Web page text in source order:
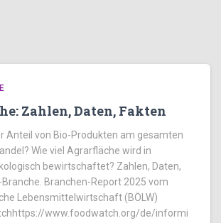
Zahlen, Daten, Fakten
Anteil von Bio-Produkten am gesamten
Wie viel Agrarfläche wird in
bewirtschaftet? Zahlen, Daten,
Branche. Branchen-Report 2025 vom
Lebensmittelwirtschaft (BÖLW)
www.foodwatch.org/de/informi